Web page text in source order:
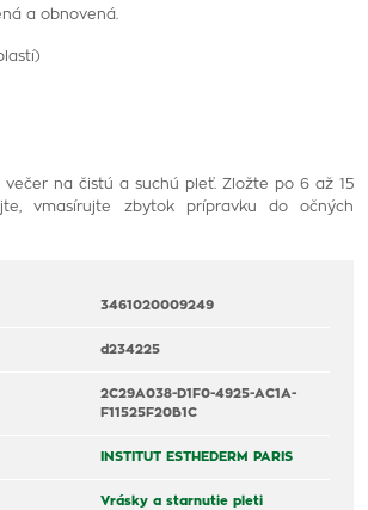
a obnovená.
na čistú a suchú pleť. Zložte po 6 až 15
vmasírujte zbytok prípravku do očných
3461020009249
d234225
2C29A038-D1F0-4925-AC1A-
F11525F20B1C
INSTITUT ESTHEDERM PARIS
Vrásky a starnutie pleti